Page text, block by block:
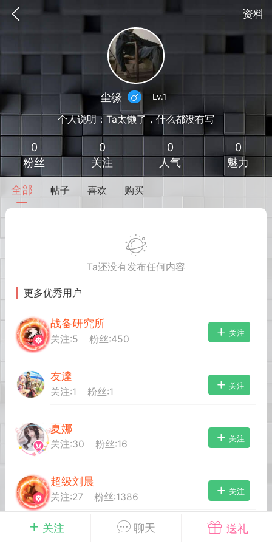
资料
我的钱包 道具 排行榜
攻略教程
02-10 15:45
电脑端 其他&工具
卖挂
禁止发布联机可用的作弊模组，
作弊模组的发布规范近期收到一些信息
作弊模组在联机服务器使用,为了维护游
模组的发布行为：1. *...
71 2.2w
大人
Lv.8
关注 聊天 送礼
尘缘 Lv.1
个人说明：Ta太懒了，什么都没有写
0
粉丝
0
关注
0
人气
0
魅力
全部 帖子 喜欢 购买
Ta还没有发布任何内容
更多优秀用户
战备研究所
关注:5 粉丝:450
关注
友達
关注:1 粉丝:1
关注
夏娜
关注:30 粉丝:16
关注
超级刘晨
关注:27 粉丝:1386
关注
雾凇